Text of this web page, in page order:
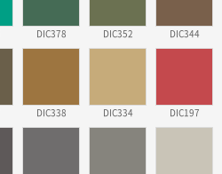
DIC378 DIC352 DIC344
DIC338 DIC334 DIC197